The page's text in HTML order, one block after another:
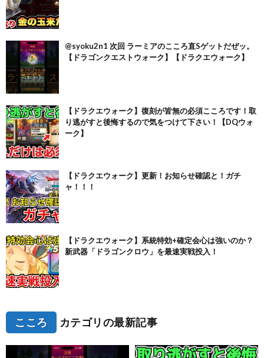
@syoku2n1 次回 ラーミアのこころ直Sゲットだぜッ。
【ドラゴンクエストウォーク】【ドラクエウォーク】
【ドラクエウォーク】復刻が皆無の必須こころです！取
り逃がすと後悔するので気をつけて下さい！【DQウォ
ーク】
【ドラクエウォーク】更新！お知らせ確認と！ガチ
ャ！！！
【ドラクエウォーク】系統特効+確定会心は強いのか？
新武器「ドラゴンクロウ」を最速実戦投入！
こころ カテゴリの最新記事